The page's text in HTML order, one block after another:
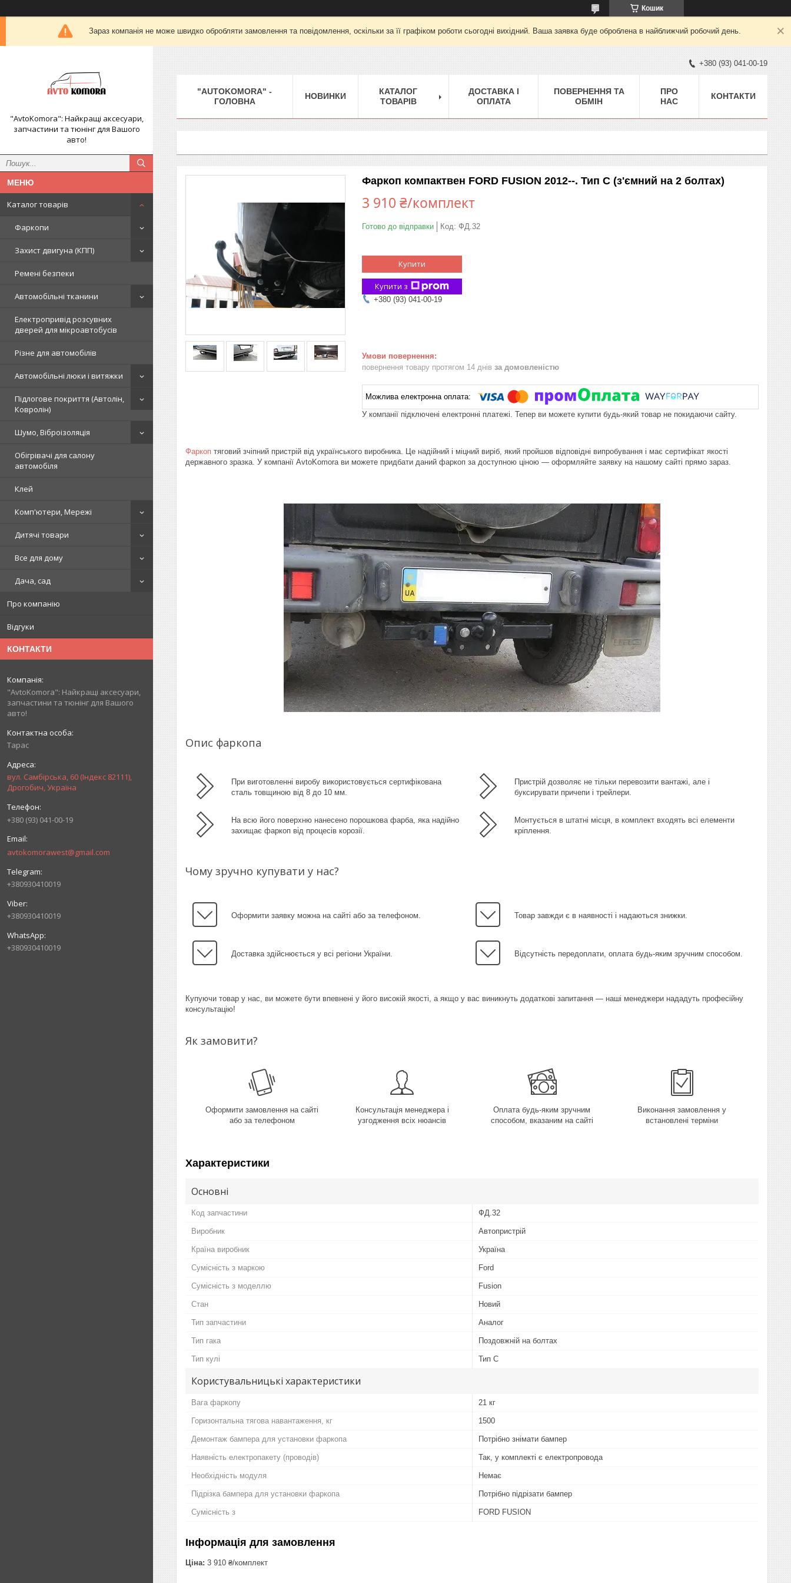
Кошик
Зараз компанія не може швидко обробляти замовлення та повідомлення, оскільки за її графіком роботи сьогодні вихідний. Ваша заявка буде оброблена в найближчий робочий день.
"AvtoKomora": Найкращі аксесуари,
запчастини та тюнінг для Вашого
авто!
Каталог товарів
Фаркопи
Захист двигуна (КПП)
Ремені безпеки
Автомобільні тканини
Електропривід розсувних
дверей для мікроавтобусів
Різне для автомобілів
Автомобільні люки і витяжки
Підлогове покриття (Автолін,
Ковролін)
Шумо, Віброізоляція
Обігрівачі для салону
автомобіля
Клей
Комп'ютери, Мережі
Дитячі товари
Все для дому
Дача, сад
Про компанію
Відгуки
КОНТАКТИ
"AvtoKomora": Найкращі аксесуари,
запчастини та тюнінг для Вашого
авто!
Тарас
вул. Самбірська, 60 (Індекс 82111),
Дрогобич, Україна
+380 (93) 041-00-19
avtokomorawest@gmail.com
+380930410019
+380930410019
+380930410019
+380 (93) 041-00-19
"AUTOKOMORA" -
ГОЛОВНА
НОВИНКИ
КАТАЛОГ
ТОВАРІВ
ДОСТАВКА І
ОПЛАТА
ПОВЕРНЕННЯ ТА
ОБМІН
ПРО
НАС
КОНТАКТИ
Фаркоп компактвен FORD FUSION 2012--. Тип С (з'ємний на 2 болтах)
3 910 ₴/комплект
Готово до відправки Код: ФД.32
Купити
Купити з
+380 (93) 041-00-19
повернення товару протягом 14 днів за домовленістю
У компанії підключені електронні платежі. Тепер ви можете купити будь-який товар не покидаючи сайту.
Фаркоп тяговий зчіпний пристрій від українського виробника. Це надійний і міцний виріб, який пройшов відповідні випробування і має сертифікат якості
державного зразка. У компанії AvtoKomora ви можете придбати даний фаркоп за доступною ціною — оформляйте заявку на нашому сайті прямо зараз.
Опис фаркопа
При виготовленні виробу використовується сертифікована
сталь товщиною від 8 до 10 мм.
На всю його поверхню нанесено порошкова фарба, яка надійно
захищає фаркоп від процесів корозії.
Пристрій дозволяє не тільки перевозити вантажі, але і
буксирувати причепи і трейлери.
Монтується в штатні місця, в комплект входять всі елементи
кріплення.
Чому зручно купувати у нас?
Оформити заявку можна на сайті або за телефоном.
Доставка здійснюється у всі регіони України.
Товар завжди є в наявності і надаються знижки.
Відсутність передоплати, оплата будь-яким зручним способом.
Купуючи товар у нас, ви можете бути впевнені у його високій якості, а якщо у вас виникнуть додаткові запитання — наші менеджери нададуть професійну
консультацію!
Як замовити?
Оформити замовлення на сайті
або за телефоном
Консультація менеджера і
узгодження всіх нюансів
Оплата будь-яким зручним
способом, вказаним на сайті
Виконання замовлення у
встановлені терміни
Характеристики
Основні
Код запчастини ФД.32
Виробник Автопристрій
Країна виробник Україна
Сумісність з маркою Ford
Сумісність з моделлю Fusion
Стан Новий
Тип запчастини Аналог
Тип гака Поздовжній на болтах
Тип кулі Тип C
Користувальницькі характеристики
Вага фаркопу 21 кг
Горизонтальна тягова навантаження, кг 1500
Демонтаж бампера для установки фаркопа Потрібно знімати бампер
Наявність електропакету (проводів) Так, у комплекті є електропровода
Необхідність модуля Немає
Підрізка бампера для установки фаркопа Потрібно підрізати бампер
Сумісність з FORD FUSION
Інформація для замовлення
Ціна: 3 910 ₴/комплект